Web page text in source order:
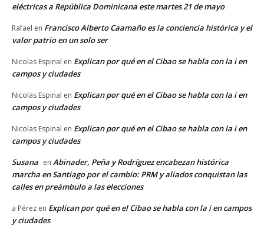
eléctricas a República Dominicana este martes 21 de mayo
Rafael en Francisco Alberto Caamaño es la conciencia histórica y el
valor patrio en un solo ser
Nicolas Espinal en Explican por qué en el Cibao se habla con la i en
campos y ciudades
Nicolas Espinal en Explican por qué en el Cibao se habla con la i en
campos y ciudades
Nicolas Espinal en Explican por qué en el Cibao se habla con la i en
campos y ciudades
Susana en Abinader, Peña y Rodríguez encabezan histórica
marcha en Santiago por el cambio: PRM y aliados conquistan las
calles en preámbulo a las elecciones
a Pérez en Explican por qué en el Cibao se habla con la i en campos
y ciudades